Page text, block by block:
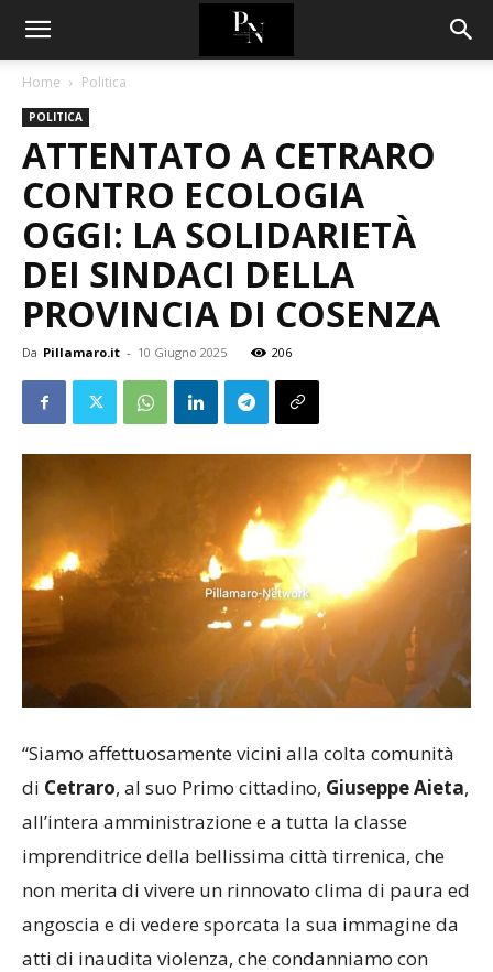
Home Politica
POLITICA
ATTENTATO A CETRARO
CONTRO ECOLOGIA
OGGI: LA SOLIDARIETÀ
DEI SINDACI DELLA
PROVINCIA DI COSENZA
Da Pillamaro.it - 10 Giugno 2025 206
“Siamo affettuosamente vicini alla colta comunità
di Cetraro, al suo Primo cittadino, Giuseppe Aieta,
all’intera amministrazione e a tutta la classe
imprenditrice della bellissima città tirrenica, che
non merita di vivere un rinnovato clima di paura ed
angoscia e di vedere sporcata la sua immagine da
atti di inaudita violenza, che condanniamo con